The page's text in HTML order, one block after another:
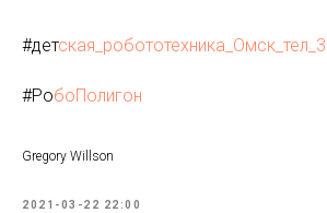
#дет
#РобоПолигон
Gregory Willson
2021-03-22 22:00